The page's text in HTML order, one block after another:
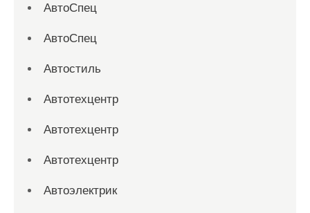
АвтоСпец
АвтоСпец
Автостиль
Автотехцентр
Автотехцентр
Автотехцентр
Автоэлектрик